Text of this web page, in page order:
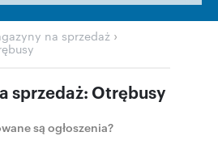
na sprzedaż ›
sprzedaż: Otrębusy
są ogłoszenia?